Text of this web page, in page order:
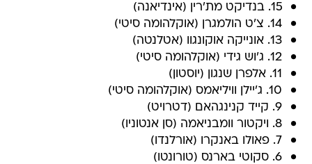
15. בנדיקט מת'רין (אינדיאנה)
14. צ'ט הולמגרן (אוקלהומה סיטי)
13. אונייקה אוקונגוו (אטלנטה)
12. ג'וש גידי (אוקלהומה סיטי)
11. אלפרן שנגון (יוסטון)
10. ג'יילן וויליאמס (אוקלהומה סיטי)
9. קייד קנינגהאם (דטרויט)
8. ויקטור וומבניאמה (סן אנטוניו)
7. פאולו באנקרו (אורלנדו)
6. סקוטי בארנס (טורונטו)